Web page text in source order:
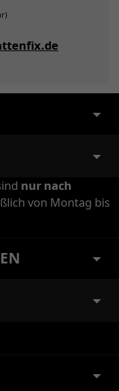
nur nach
von Montag bis